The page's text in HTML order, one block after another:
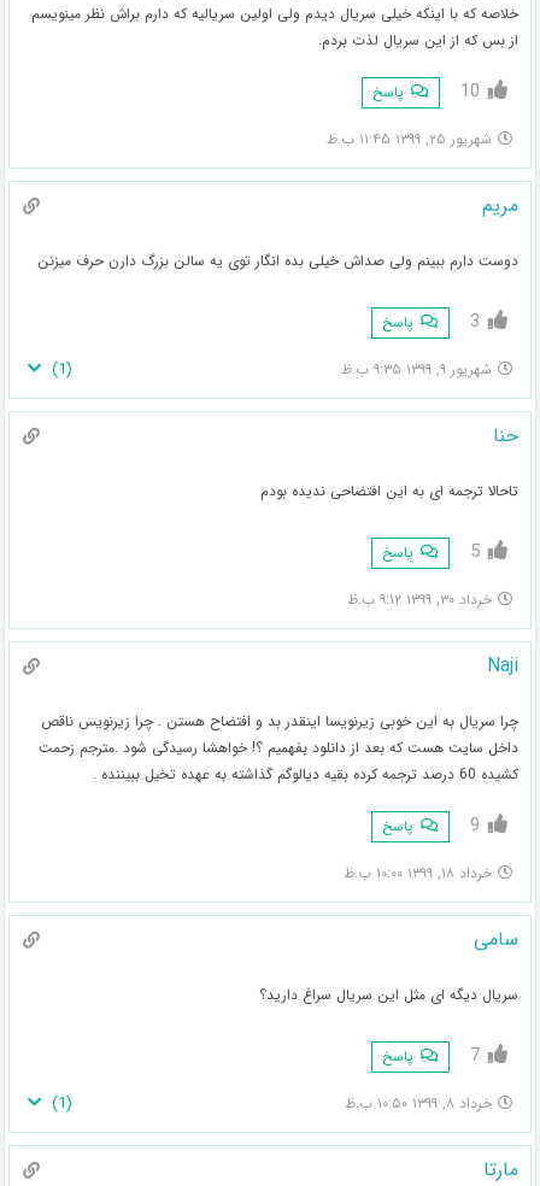
خلاصه که با اینکه خیلی سریال دیدم ولی اولین سریالیه که دارم براش نظر مینویسم
از بس که از این سریال لذت بردم.
10 پاسخ
شهریور ۲۵, ۱۳۹۹ ۱۱:۴۵ ب.ظ
مریم
دوست دارم ببینم ولی صداش خیلی بده انگار توی یه سالن بزرگ دارن حرف میزنن
3 پاسخ
شهریور ۹, ۱۳۹۹ ۹:۳۵ ب.ظ (
1
)
حنا
تاحالا ترجمه ای به این افتضاحی ندیده بودم
5 پاسخ
خرداد ۳۰, ۱۳۹۹ ۹:۱۲ ب.ظ
Naji
چرا سریال به این خوبی زیرنویسا اینقدر بد و افتضاح هستن . چرا زیرنویس ناقص
داخل سایت هست که بعد از دانلود بفهمیم ؟! خواهشا رسیدگی شود .مترجم زحمت
کشیده 60 درصد ترجمه کرده بقیه دیالوگم گذاشته به عهده تخیل ببیننده .
9 پاسخ
خرداد ۱۸, ۱۳۹۹ ۱۰:۰۰ ب.ظ
سامی
سریال دیگه ای مثل این سریال سراغ دارید؟
7 پاسخ
خرداد ۸, ۱۳۹۹ ۱۰:۵۰ ب.ظ (
1
)
مارتا